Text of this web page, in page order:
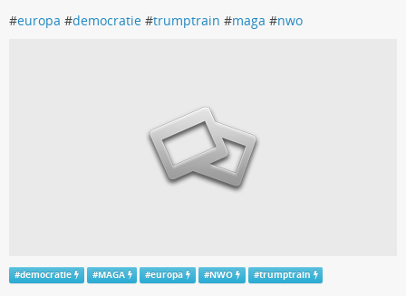
#europa #democratie #trumptrain #maga #nwo
#democratie #MAGA #europa #NWO #trumptrain